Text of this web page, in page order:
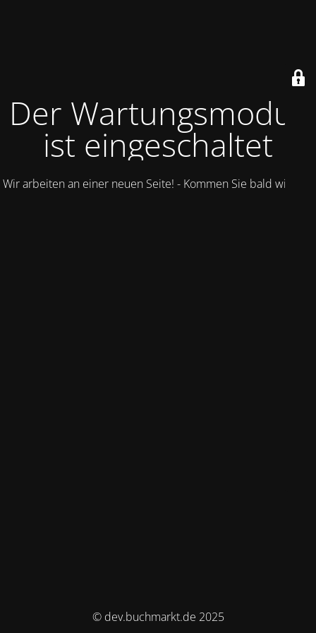
Der Wartungsmodus
ist eingeschaltet
Wir arbeiten an einer neuen Seite! - Kommen Sie bald wieder.
© dev.buchmarkt.de 2025